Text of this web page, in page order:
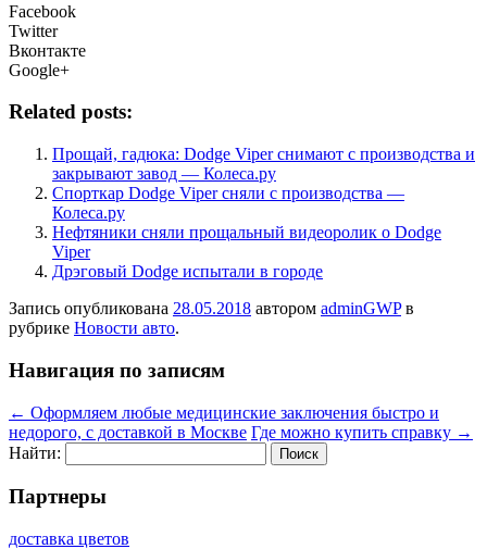
Facebook
Twitter
Вконтакте
Google+
Related posts:
Прощай, гадюка: Dodge Viper снимают с производства и
закрывают завод — Колеса.ру
Спорткар Dodge Viper сняли с производства —
Колеса.ру
Нефтяники сняли прощальный видеоролик о Dodge
Viper
Дрэговый Dodge испытали в городе
Запись опубликована 28.05.2018 автором adminGWPв
рубрике Новости авто.
Навигация по записям
← Оформляем любые медицинские заключения быстро и
недорого, с доставкой в Москве Где можно купить справку →
Найти:
Партнеры
доставка цветов